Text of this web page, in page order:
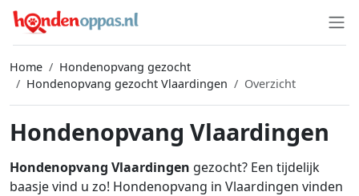
Home
Hondenopvang gezocht
Hondenopvang gezocht Vlaardingen
Overzicht
Hondenopvang Vlaardingen
Hondenopvang Vlaardingen gezocht? Een tijdelijk
baasje vind u zo! Hondenopvang in Vlaardingen vinden